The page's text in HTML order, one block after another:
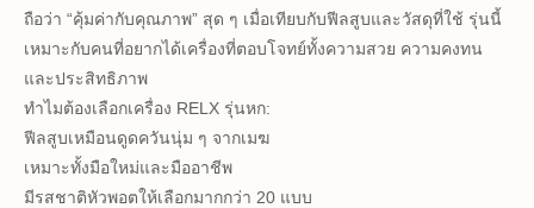
ถือว่า “คุ้มค่ากับคุณภาพ” สุด ๆ เมื่อเทียบกับฟีลสูบและวัสดุที่ใช้ รุ่นนี้
เหมาะกับคนที่อยากได้เครื่องที่ตอบโจทย์ทั้งความสวย ความคงทน
และประสิทธิภาพ
ทำไมต้องเลือกเครื่อง RELX รุ่นหก:
ฟีลสูบเหมือนดูดควันนุ่ม ๆ จากเมฆ
เหมาะทั้งมือใหม่และมืออาชีพ
มีรสชาติหัวพอตให้เลือกมากกว่า 20 แบบ